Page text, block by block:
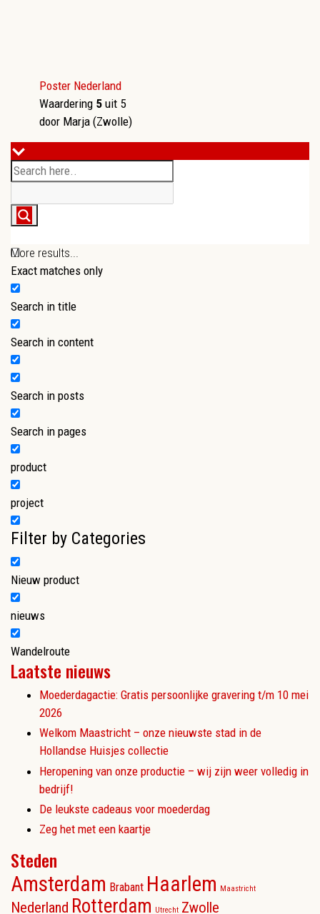
Poster Nederland
Waardering 5 uit 5
door Marja (Zwolle)
More results...
Exact matches only
Search in title
Search in content
Search in posts
Search in pages
product
project
Filter by Categories
Nieuw product
nieuws
Wandelroute
Laatste nieuws
Moederdagactie: Gratis persoonlijke gravering t/m 10 mei
2026
Welkom Maastricht – onze nieuwste stad in de
Hollandse Huisjes collectie
Heropening van onze productie – wij zijn weer volledig in
bedrijf!
De leukste cadeaus voor moederdag
Zeg het met een kaartje
Steden
Amsterdam Brabant Haarlem Maastricht
Nederland Rotterdam Utrecht Zwolle